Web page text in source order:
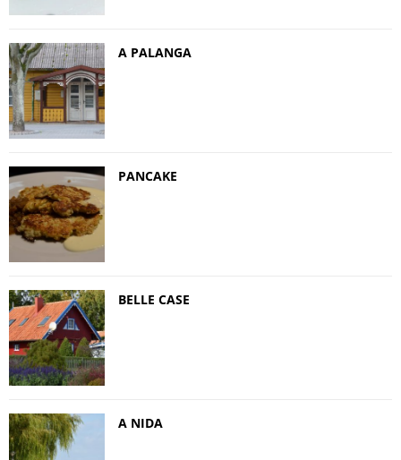
A PALANGA
PANCAKE
BELLE CASE
A NIDA